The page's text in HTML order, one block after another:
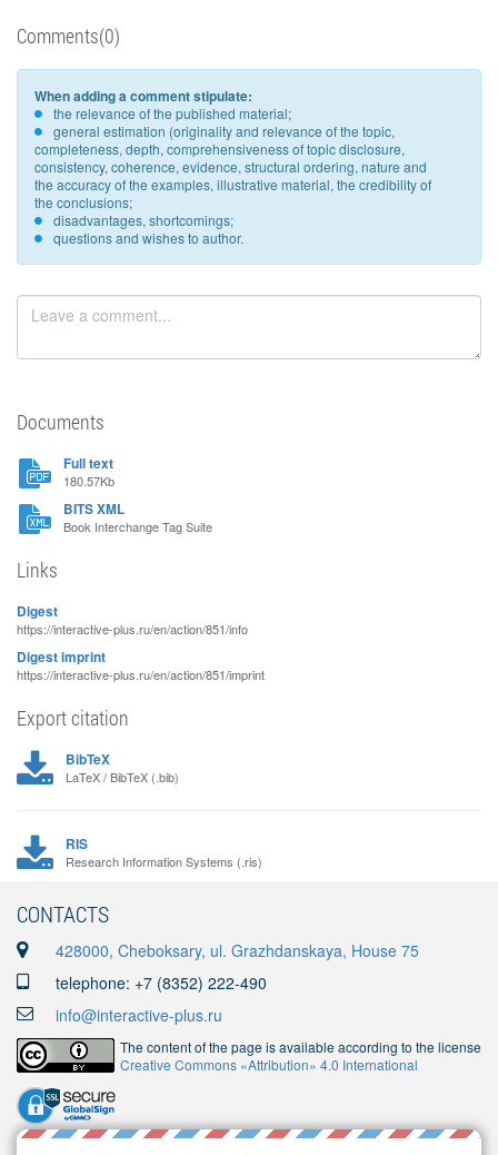
Comments(0)
When adding a comment stipulate:
the relevance of the published material;
general estimation (originality and relevance of the topic,
completeness, depth, comprehensiveness of topic disclosure,
consistency, coherence, evidence, structural ordering, nature and
the accuracy of the examples, illustrative material, the credibility of
the conclusions;
disadvantages, shortcomings;
questions and wishes to author.
Documents
Full text
180.57Kb
BITS XML
Book Interchange Tag Suite
Links
Digest
https://interactive-plus.ru/en/action/851/info
Digest imprint
https://interactive-plus.ru/en/action/851/imprint
Export citation
BibTeX
LaTeX / BibTeX (.bib)
RIS
Research Information Systems (.ris)
CONTACTS
428000, Cheboksary, ul. Grazhdanskaya, House 75
telephone: +7 (8352) 222-490
info@interactive-plus.ru
The content of the page is available according to the license
Creative Commons «Attribution» 4.0 International